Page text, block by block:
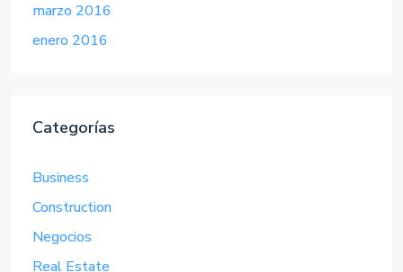
marzo 2016
enero 2016
Categorías
Business
Construction
Negocios
Real Estate